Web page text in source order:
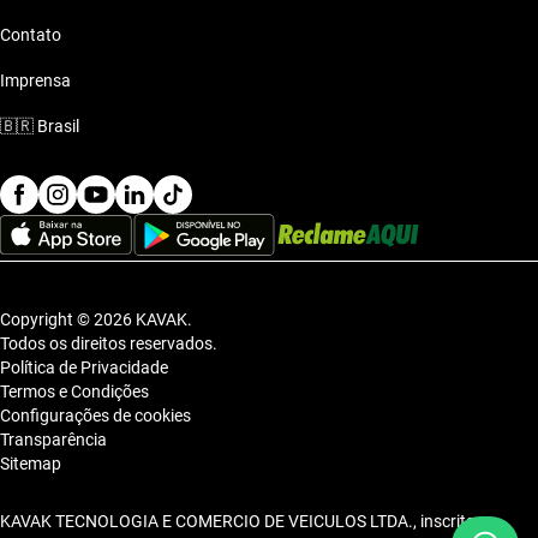
Contato
Imprensa
🇧🇷 Brasil
Copyright © 2026 KAVAK.
Todos os direitos reservados.
Política de Privacidade
Termos e Condições
Configurações de cookies
Transparência
Sitemap
KAVAK TECNOLOGIA E COMERCIO DE VEICULOS LTDA., inscrita no